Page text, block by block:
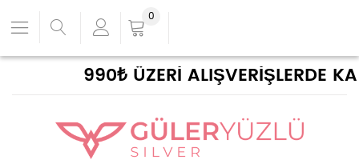
990₺ ÜZERİ ALIŞVERİŞLERDE
0